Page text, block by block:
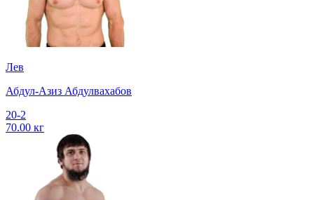
Лев
Абдул-Азиз Абдулвахабов
20-2
70.00 кг